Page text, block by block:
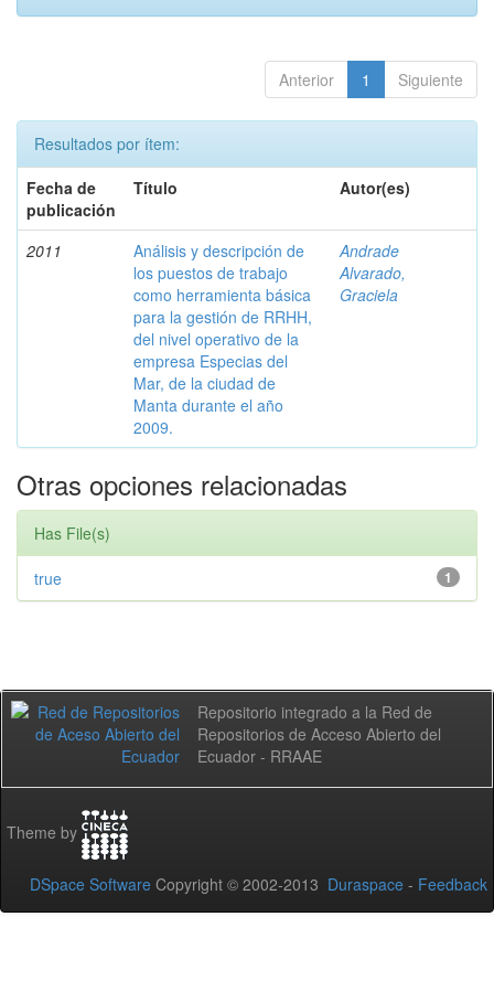
Anterior 1 Siguiente
Resultados por ítem:
Fecha de
publicación
Título Autor(es)
2011
Análisis y descripción de
los puestos de trabajo
como herramienta básica
para la gestión de RRHH,
del nivel operativo de la
empresa Especias del
Mar, de la ciudad de
Manta durante el año
2009.
Andrade
Alvarado,
Graciela
Otras opciones relacionadas
Has File(s)
1
true
Repositorio integrado a la Red de
Repositorios de Acceso Abierto del
Ecuador - RRAAE
Theme by
DSpace Software Copyright © 2002-2013 Duraspace - Feedback